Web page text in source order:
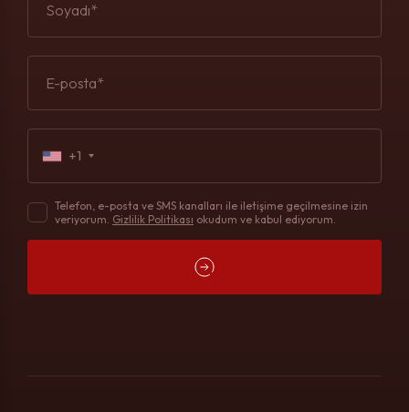
Soyadı*
E-posta*
+1
Telefon, e-posta ve SMS kanalları ile iletişime geçilmesine izin
veriyorum. Gizlilik Politikası okudum ve kabul ediyorum.